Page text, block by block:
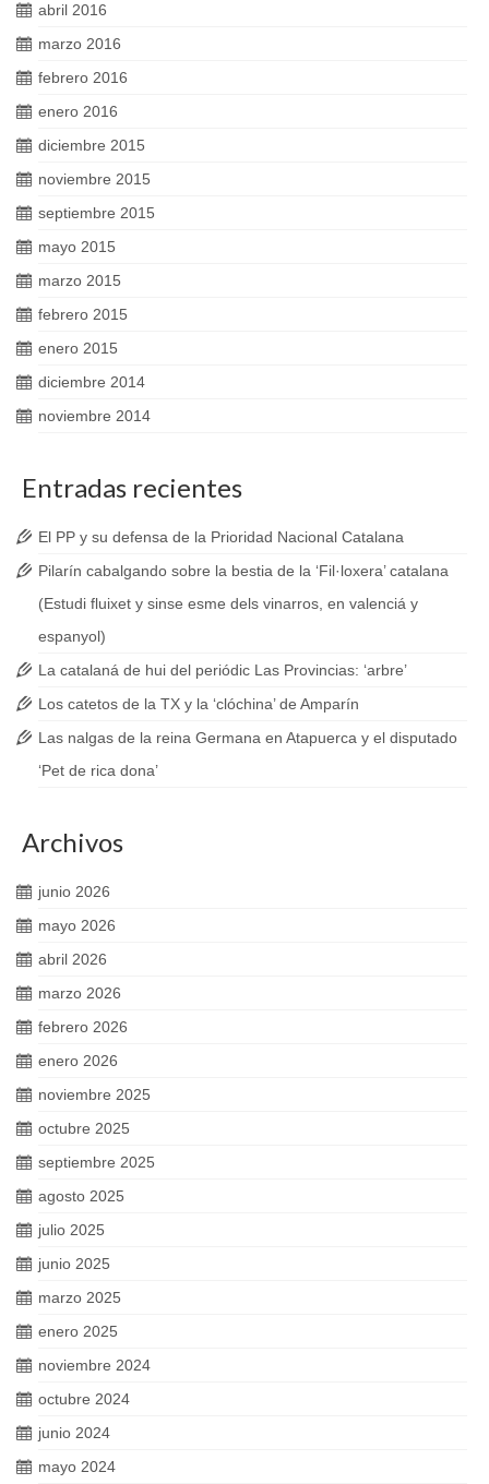
abril 2016
marzo 2016
febrero 2016
enero 2016
diciembre 2015
noviembre 2015
septiembre 2015
mayo 2015
marzo 2015
febrero 2015
enero 2015
diciembre 2014
noviembre 2014
Entradas recientes
El PP y su defensa de la Prioridad Nacional Catalana
Pilarín cabalgando sobre la bestia de la ‘Fil·loxera’ catalana
(Estudi fluixet y sinse esme dels vinarros, en valenciá y
espanyol)
La catalaná de hui del periódic Las Provincias: ‘arbre’
Los catetos de la TX y la ‘clóchina’ de Amparín
Las nalgas de la reina Germana en Atapuerca y el disputado
‘Pet de rica dona’
Archivos
junio 2026
mayo 2026
abril 2026
marzo 2026
febrero 2026
enero 2026
noviembre 2025
octubre 2025
septiembre 2025
agosto 2025
julio 2025
junio 2025
marzo 2025
enero 2025
noviembre 2024
octubre 2024
junio 2024
mayo 2024